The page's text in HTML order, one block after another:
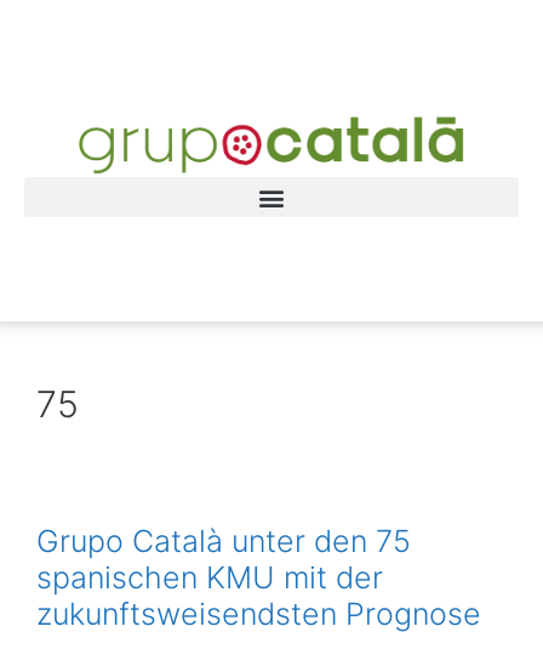
75
Grupo Català unter den 75
spanischen KMU mit der
zukunftsweisendsten Prognose